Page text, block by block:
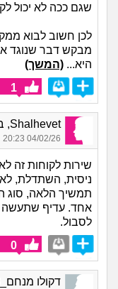
שגם ככה לא יכול
לכן חשוב לבוא
מבקש דבר שנוגד
היא... (המשך)
1
Shalhevet, בת 39
04/02/26 20:23
שירות לקוחות זה
ניסית, השתדלת,
תמשיך הלאה, סוג
אחד. עדיף שתעשה
לסבול.
0
דקולו מנחם_2898, בן 36, אורח